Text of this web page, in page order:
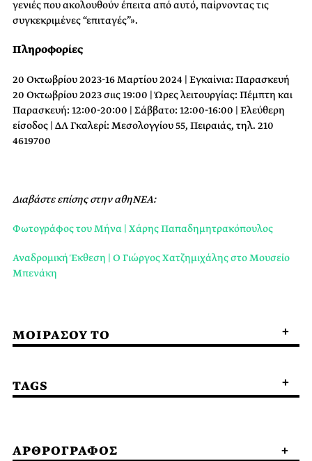
γενιές που ακολουθούν έπειτα από αυτό, παίρνοντας τις
συγκεκριμένες “επιταγές”».
Πληροφορίες
20 Οκτωβρίου 2023-16 Μαρτίου 2024 | Εγκαίνια: Παρασκευή
20 Οκτωβρίου 2023 σιις 19:00 | Ώρες λειτουργίας: Πέμπτη και
Παρασκευή: 12:00-20:00 | Σάββατο: 12:00-16:00 | Ελεύθερη
είσοδος | ΔΛ Γκαλερί: Μεσολογγίου 55, Πειραιάς, τηλ. 210
4619700
Διαβάστε επίσης στην αθηΝΕΑ:
Φωτογράφος του Μήνα | Χάρης Παπαδημητρακόπουλος
Αναδρομική Έκθεση | Ο Γιώργος Χατζημιχάλης στο Μουσείο
Μπενάκη
ΜΟΙΡΑΣΟΥ ΤΟ
TAGS
ΑΡΘΡΟΓΡΑΦΟΣ